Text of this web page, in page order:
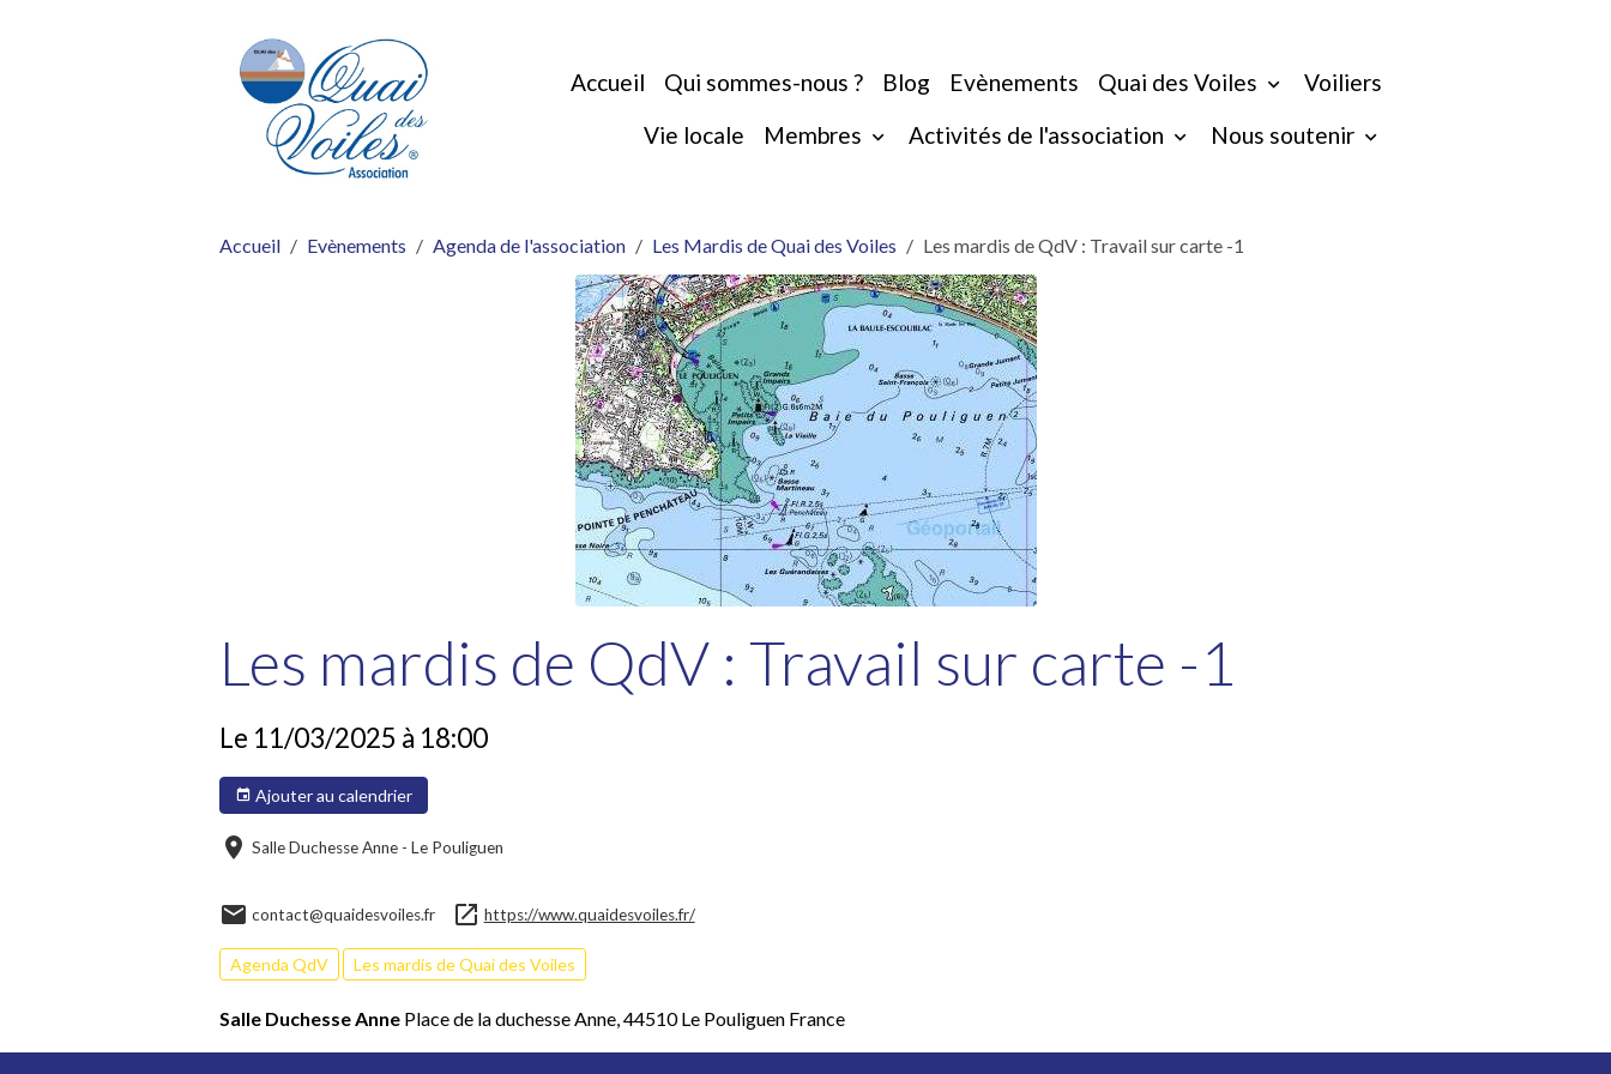
Accueil Qui sommes-nous ? Blog Evènements Quai des Voiles
Voiliers
Vie locale
Membres Activités de l'association Nous soutenir
Accueil Evènements Agenda de l'association Les Mardis de Quai des Voiles Les mardis de QdV : Travail sur carte -1
Les mardis de QdV : Travail sur carte -1
Le 11/03/2025 à 18:00
Ajouter au calendrier
Salle Duchesse Anne - Le Pouliguen
contact@quaidesvoiles.fr https://www.quaidesvoiles.fr/
Agenda QdV Les mardis de Quai des Voiles
Salle Duchesse Anne Place de la duchesse Anne, 44510 Le Pouliguen France